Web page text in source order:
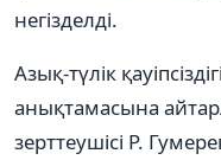
негізделді.
Азық-түлік
анықтамасына
зерттеушісі Р.